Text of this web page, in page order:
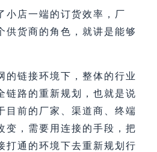
小店一端的订货效率，厂
供货商的角色，就讲是能够
的链接环境下，整体的行业
链路的重新规划，也就是说
目前的厂家、渠道商、终端
变，需要用连接的手段，把
打通的环境下去重新规划行